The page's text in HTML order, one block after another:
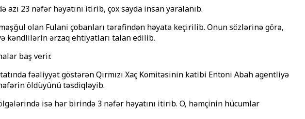
23 nəfər həyatını itirib, çox sayda insan yaralanıb.
olan Fulani çobanları tərəfindən həyata keçirilib. Onun sözlərinə görə,
kəndlilərin ərzaq ehtiyatları talan edilib.
baş verir.
fəaliyyət göstərən Qırmızı Xaç Komitəsinin katibi Entoni Abah agentliyə
öldüyünü təsdiqləyib.
isə hər birində 3 nəfər həyatını itirib. O, həmçinin hücumlar